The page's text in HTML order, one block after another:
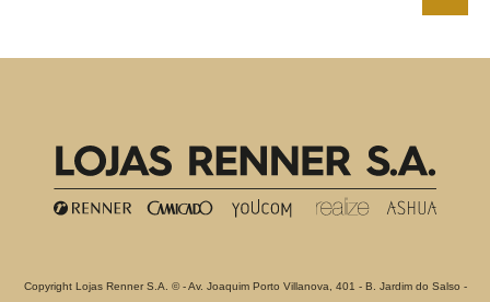
Copyright Lojas Renner S.A. © - Av. Joaquim Porto Villanova, 401 - B. Jardim do Salso -